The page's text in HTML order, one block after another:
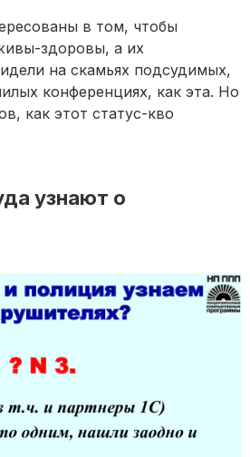
в том, чтобы
здоровы, а их
на скамьях подсудимых,
конференциях, как эта. Но
как этот статус-кво
узнают о